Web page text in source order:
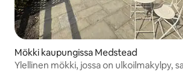
Mökki kaupungissa Medstead
Ylellinen mökki, jossa on ulkoilmakylpy,